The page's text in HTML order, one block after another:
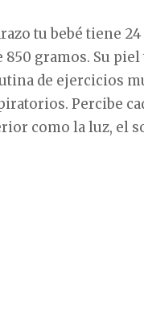
tu bebé tiene
850 gramos. Su piel
de ejercicios
Percibe
como la luz, el